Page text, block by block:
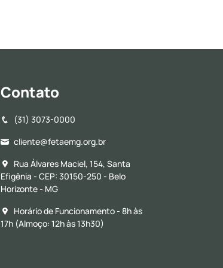
Contato
(31) 3073-0000
cliente@fetaemg.org.br
Rua Álvares Maciel, 154, Santa
Efigênia - CEP: 30150-250 - Belo
Horizonte - MG
Horário de Funcionamento - 8h às
17h (Almoço: 12h às 13h30)